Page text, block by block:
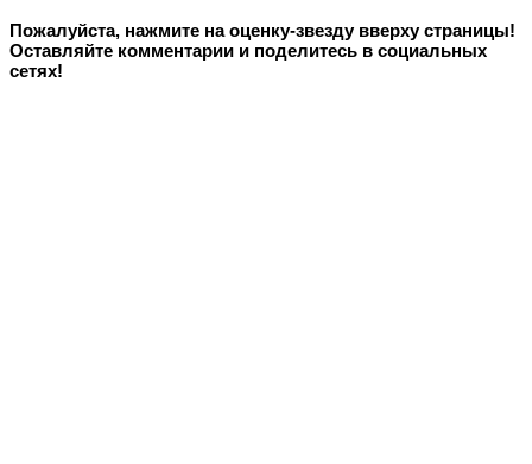
Пожалуйста, нажмите на оценку-звезду вверху страницы!
Оставляйте комментарии и поделитесь в социальных
сетях!